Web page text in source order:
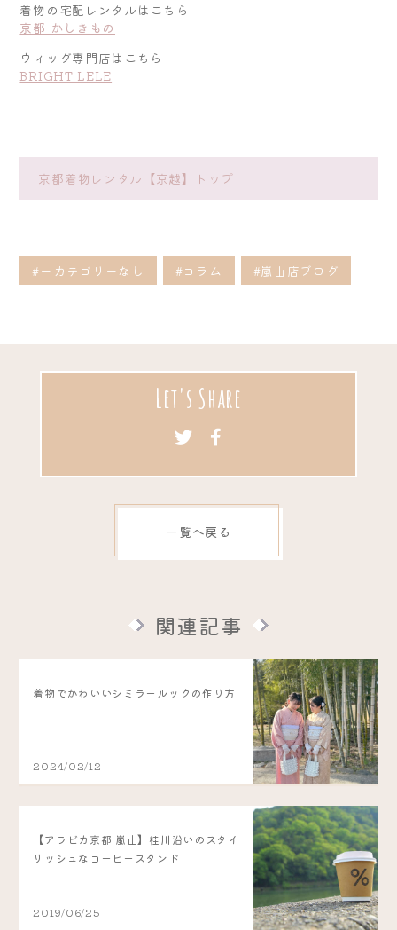
着物の宅配レンタルはこちら
京都 かしきもの
ウィッグ専門店はこちら
BRIGHT LELE
京都着物レンタル【京越】トップ
#ーカテゴリーなし #コラム #嵐山店ブログ
Let's Share
一覧へ戻る
関連記事
着物でかわいいシミラールックの作り方
2024/02/12
【アラビカ京都 嵐山】桂川沿いのスタイ
リッシュなコーヒースタンド
2019/06/25